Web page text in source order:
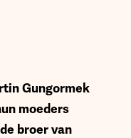
Gungormek
moeders
broer van